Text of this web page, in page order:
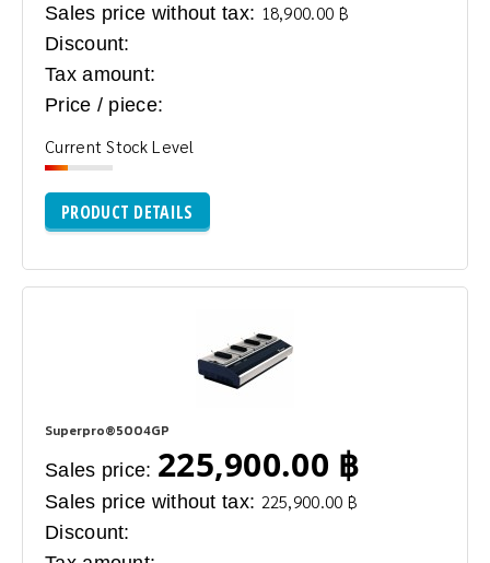
Sales price without tax: 18,900.00 ฿
Discount:
Tax amount:
Price / piece:
Current Stock Level
PRODUCT DETAILS
Superpro®5004GP
Sales price: 225,900.00 ฿
Sales price without tax: 225,900.00 ฿
Discount: